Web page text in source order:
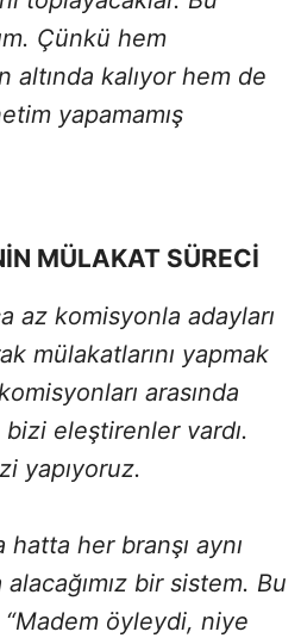
Çünkü hem
altında kalıyor hem de
yapamamış
MÜLAKAT SÜRECİ
az komisyonla adayları
mülakatlarını yapmak
arasında
eleştirenler vardı.
yapıyoruz.
her branşı aynı
bir sistem. Bu
öyleydi, niye